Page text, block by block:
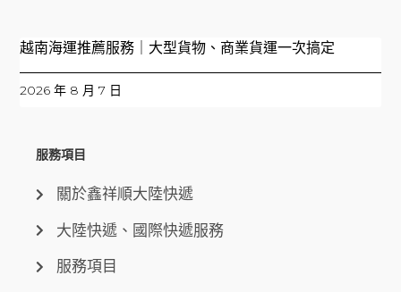
越南海運推薦服務｜大型貨物、商業貨運一次搞定
2026 年 8 月 7 日
服務項目
關於鑫祥順大陸快遞
大陸快遞、國際快遞服務
服務項目